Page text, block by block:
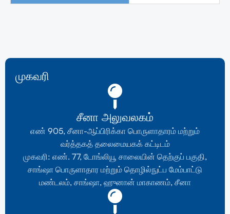
முகவரி
சீனா அலுவலகம்
எண் 905, சீனா-ஆப்பிரிக்கா பொருளாதாரம் மற்றும்
வர்த்தகத் தலைமையகக் கட்டிடம்
முகவரி: எண். 77, டோங்லியூ சாலையின் தெற்குப் பகுதி,
சாங்ஷா பொருளாதார மற்றும் தொழில்நுட்ப மேம்பாட்டு
மண்டலம், சாங்ஷா, ஹுனான் மாகாணம், சீனா